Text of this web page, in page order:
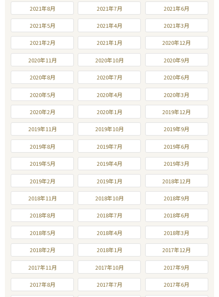
2021年8月 2021年7月 2021年6月
2021年5月 2021年4月 2021年3月
2021年2月 2021年1月 2020年12月
2020年11月 2020年10月 2020年9月
2020年8月 2020年7月 2020年6月
2020年5月 2020年4月 2020年3月
2020年2月 2020年1月 2019年12月
2019年11月 2019年10月 2019年9月
2019年8月 2019年7月 2019年6月
2019年5月 2019年4月 2019年3月
2019年2月 2019年1月 2018年12月
2018年11月 2018年10月 2018年9月
2018年8月 2018年7月 2018年6月
2018年5月 2018年4月 2018年3月
2018年2月 2018年1月 2017年12月
2017年11月 2017年10月 2017年9月
2017年8月 2017年7月 2017年6月